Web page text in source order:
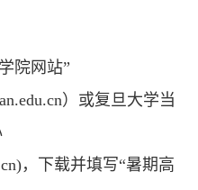
院网站”
）或复旦大学当
，下载并填写“暑期高